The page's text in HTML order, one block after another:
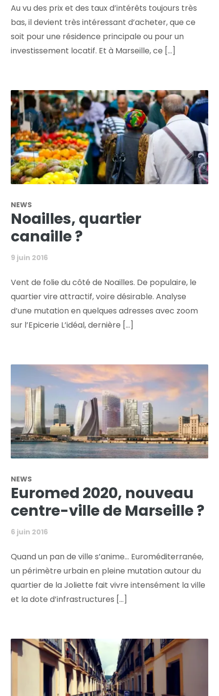
Au vu des prix et des taux d’intérêts toujours très
bas, il devient très intéressant d’acheter, que ce
soit pour une résidence principale ou pour un
investissement locatif. Et à Marseille, ce [...]
NEWS
Noailles, quartier
canaille ?
9 juin 2016
Vent de folie du côté de Noailles. De populaire, le
quartier vire attractif, voire désirable. Analyse
d’une mutation en quelques adresses avec zoom
sur l’Epicerie L’idéal, dernière [...]
NEWS
Euromed 2020, nouveau
centre-ville de Marseille ?
6 juin 2016
Quand un pan de ville s’anime… Euroméditerranée,
un périmètre urbain en pleine mutation autour du
quartier de la Joliette fait vivre intensément la ville
et la dote d’infrastructures [...]